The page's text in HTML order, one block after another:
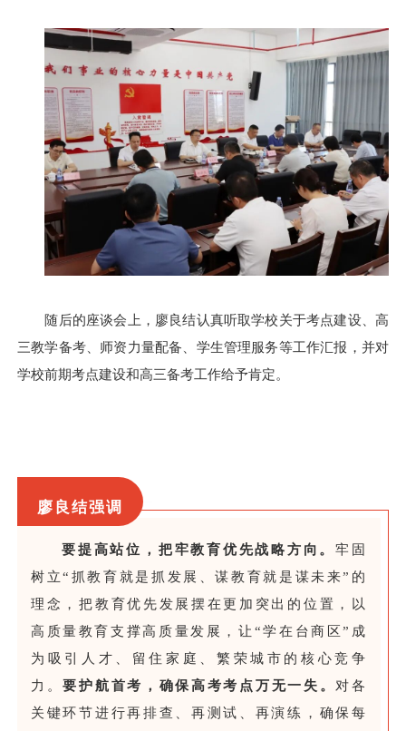
随后的座谈会上，廖良结认真听取学校关于考点建设、高
三教学备考、师资力量配备、学生管理服务等工作汇报，并对
学校前期考点建设和高三备考工作给予肯定。
廖良结强调
要提高站位，把牢教育优先战略方向。牢固
树立“抓教育就是抓发展、谋教育就是谋未来”的
理念，把教育优先发展摆在更加突出的位置，以
高质量教育支撑高质量发展，让“学在台商区”成
为吸引人才、留住家庭、繁荣城市的核心竞争
力。要护航首考，确保高考考点万无一失。 对各
关键环节进行再排查、再测试、再演练，确保每